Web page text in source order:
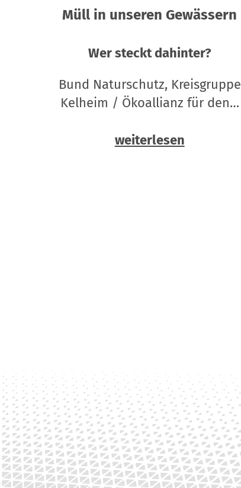
Müll in unseren Gewässern
Wer steckt dahinter?
Bund Naturschutz, Kreisgruppe
Kelheim / Ökoallianz für den…
weiterlesen